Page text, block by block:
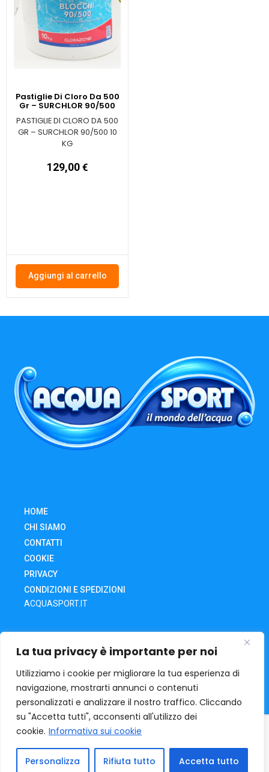
La tua privacy è importante per noi
Utilizziamo i cookie per migliorare la tua esperienza di
navigazione, mostrarti annunci o contenuti
personalizzati e analizzare il nostro traffico. Cliccando
su "Accetta tutti", acconsenti all'utilizzo dei
cookie. Informativa sui cookie
Personalizza Rifiuta tutto Accetta tutto
Pastiglie Di Cloro Da 500
Gr – SURCHLOR 90/500
PASTIGLIE DI CLORO DA 500
GR – SURCHLOR 90/500 10
KG
129,00 €
Aggiungi al carrello
HOME
CHI SIAMO
CONTATTI
COOKIE
PRIVACY
CONDIZIONI E SPEDIZIONI
ACQUASPORT.IT
CARRELLO
IL MIO ACCOUNT
RECESSO DA UN ORDINE
ACQUA SPORTVia O. Tramontani, 32 | 06135 – Ponte San
Giovanni – Pg | mail: acquasport@iol.it | Tel. +39 075398411
P.Iva : 02290780549